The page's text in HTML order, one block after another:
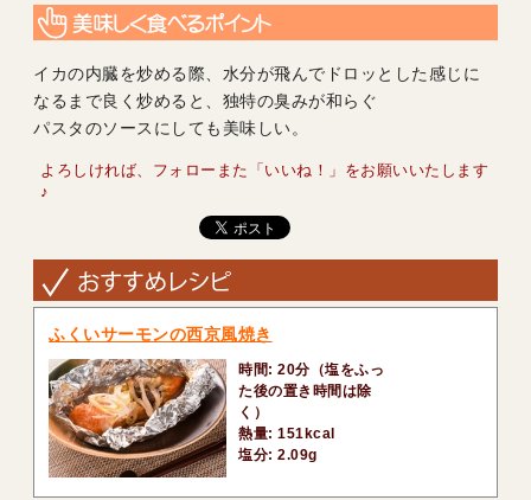
イカの内臓を炒める際、水分が飛んでドロッとした感じに
なるまで良く炒めると、独特の臭みが和らぐ
パスタのソースにしても美味しい。
よろしければ、フォローまた「いいね！」をお願いいたします
♪
ふくいサーモンの西京風焼き
時間: 20分（塩をふっ
た後の置き時間は除
く）
熱量: 151kcal
塩分: 2.09g